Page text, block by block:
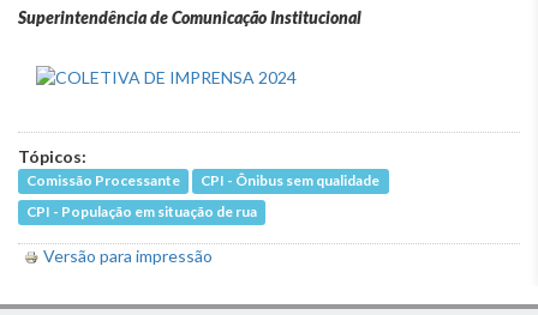
Superintendência de Comunicação Institucional
Tópicos:
Comissão Processante
CPI - Ônibus sem qualidade
CPI - População em situação de rua
Versão para impressão